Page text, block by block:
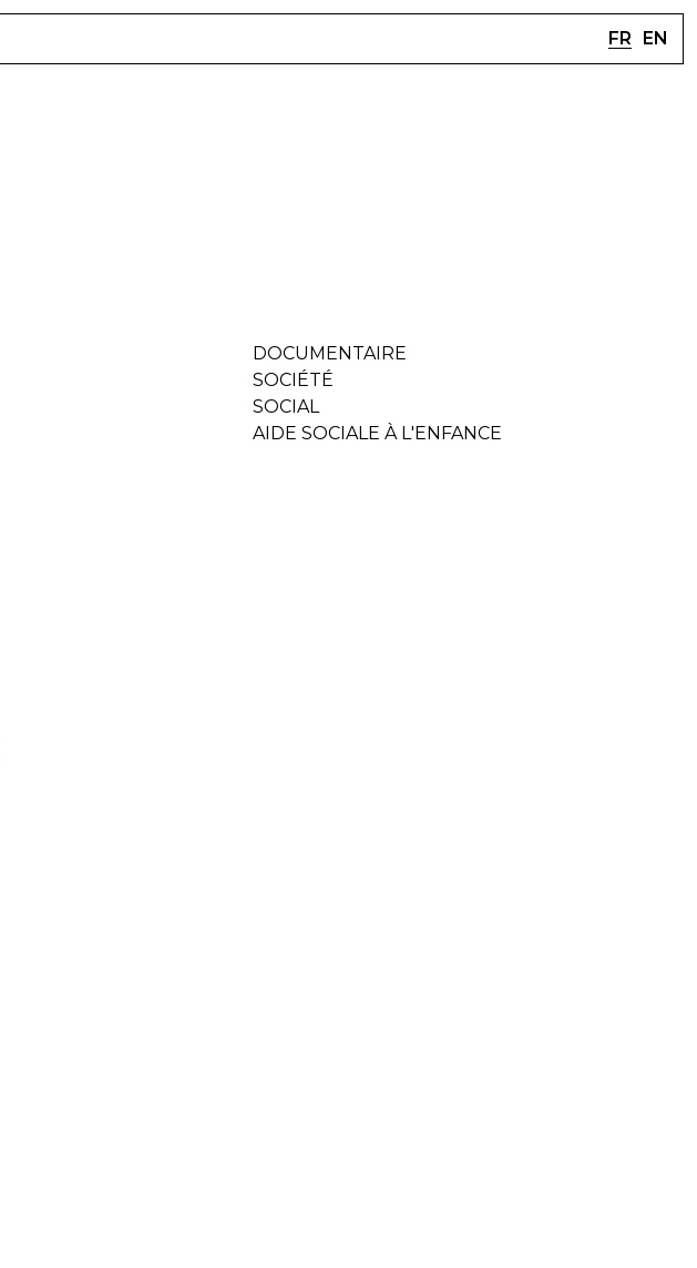
FR EN
DOCUMENTAIRE
SOCIÉTÉ
SOCIAL
AIDE SOCIALE À L'ENFANCE